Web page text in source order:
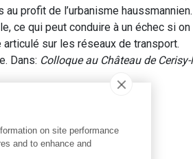
profit de l’urbanisme
ce qui peut conduire à un échec si on
sur les réseaux de transport.
Dans: Colloque au Château de
on site performance
and to enhance and